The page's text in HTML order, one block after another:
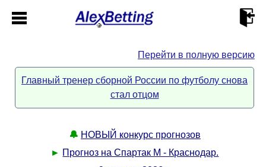
Перейти в полную версию
Главный тренер сборной России по футболу снова
стал отцом
🔔 НОВЫЙ конкурс прогнозов
► Прогноз на Спартак М - Краснодар.